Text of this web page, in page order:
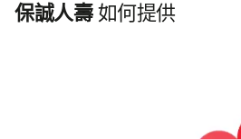
保誠人壽如何提供